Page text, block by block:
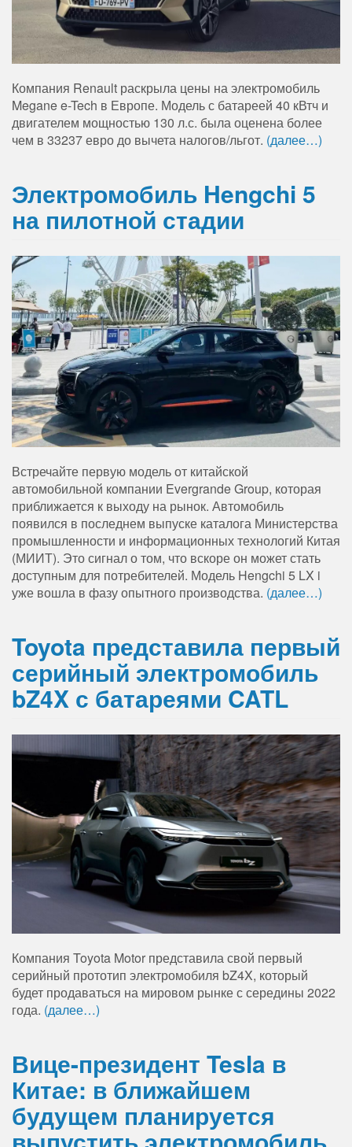
Компания Renault раскрыла цены на электромобиль
Megane e-Tech в Европе. Модель с батареей 40 кВтч и
двигателем мощностью 130 л.с. была оценена более
чем в 33237 евро до вычета налогов/льгот. (далее…)
Электромобиль Hengchi 5
на пилотной стадии
Встречайте первую модель от китайской
автомобильной компании Evergrande Group, которая
приближается к выходу на рынок. Автомобиль
появился в последнем выпуске каталога Министерства
промышленности и информационных технологий Китая
(МИИТ). Это сигнал о том, что вскоре он может стать
доступным для потребителей. Модель Hengchi 5 LX i
уже вошла в фазу опытного производства. (далее…)
Toyota представила первый
серийный электромобиль
bZ4X с батареями CATL
Компания Toyota Motor представила свой первый
серийный прототип электромобиля bZ4X, который
будет продаваться на мировом рынке с середины 2022
года. (далее…)
Вице-президент Tesla в
Китае: в ближайшем
будущем планируется